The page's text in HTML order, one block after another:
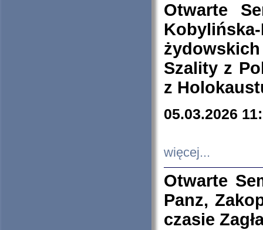
Otwarte
Szality z
z
05.03.2026
więcej...
Otwarte
Panz,
czasie